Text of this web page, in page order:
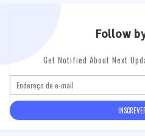
Follow
Get Notified About Next